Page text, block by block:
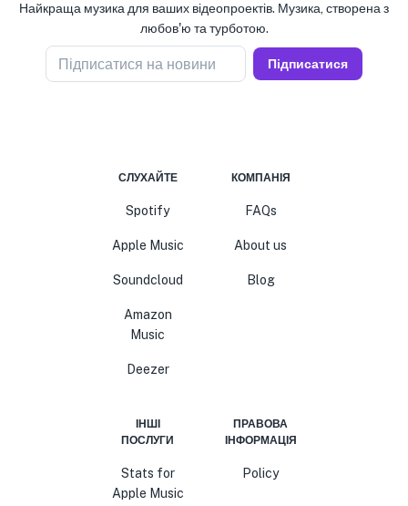
Найкраща музика для ваших відеопроектів. Музика, створена з
любов'ю та турботою.
Підписатися на новини Підписатися
СЛУХАЙТЕ
Spotify
Apple Music
Soundcloud
Amazon
Music
Deezer
КОМПАНІЯ
FAQs
About us
Blog
ІНШІ
ПОСЛУГИ
Stats for
Apple Music
ПРАВОВА
ІНФОРМАЦІЯ
Policy